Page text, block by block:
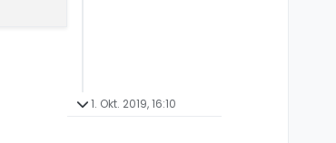
1. Okt. 2019, 16:10